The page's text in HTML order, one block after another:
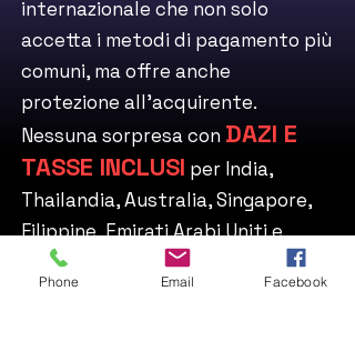
internazionale che non solo
accetta i metodi di pagamento più
comuni, ma offre anche
protezione all'acquirente.
Nessuna sorpresa con DAZI E
TASSE INCLUSI per India,
Thailandia, Australia, Singapore,
Filippine, Emirati Arabi Uniti e
Stati Uniti, con
TARIFFE
STATUNITENSI INCLUSE NEL
Phone Email Facebook